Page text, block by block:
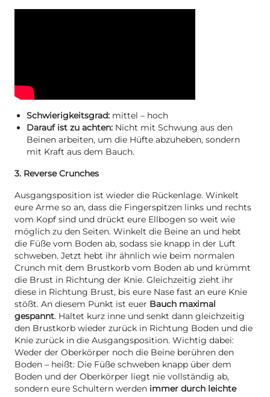
Schwierigkeitsgrad: mittel – hoch
Darauf ist zu achten: Nicht mit Schwung aus den
Beinen arbeiten, um die Hüfte abzuheben, sondern
mit Kraft aus dem Bauch.
3. Reverse Crunches
Ausgangsposition ist wieder die Rückenlage. Winkelt
eure Arme so an, dass die Fingerspitzen links und rechts
vom Kopf sind und drückt eure Ellbogen so weit wie
möglich zu den Seiten. Winkelt die Beine an und hebt
die Füße vom Boden ab, sodass sie knapp in der Luft
schweben. Jetzt hebt ihr ähnlich wie beim normalen
Crunch mit dem Brustkorb vom Boden ab und krümmt
die Brust in Richtung der Knie. Gleichzeitig zieht ihr
diese in Richtung Brust, bis eure Nase fast an eure Knie
stößt. An diesem Punkt ist euer Bauch maximal
gespannt. Haltet kurz inne und senkt dann gleichzeitig
den Brustkorb wieder zurück in Richtung Boden und die
Knie zurück in die Ausgangsposition. Wichtig dabei:
Weder der Oberkörper noch die Beine berühren den
Boden – heißt: Die Füße schweben knapp über dem
Boden und der Oberkörper liegt nie vollständig ab,
sondern eure Schultern werden immer durch leichte